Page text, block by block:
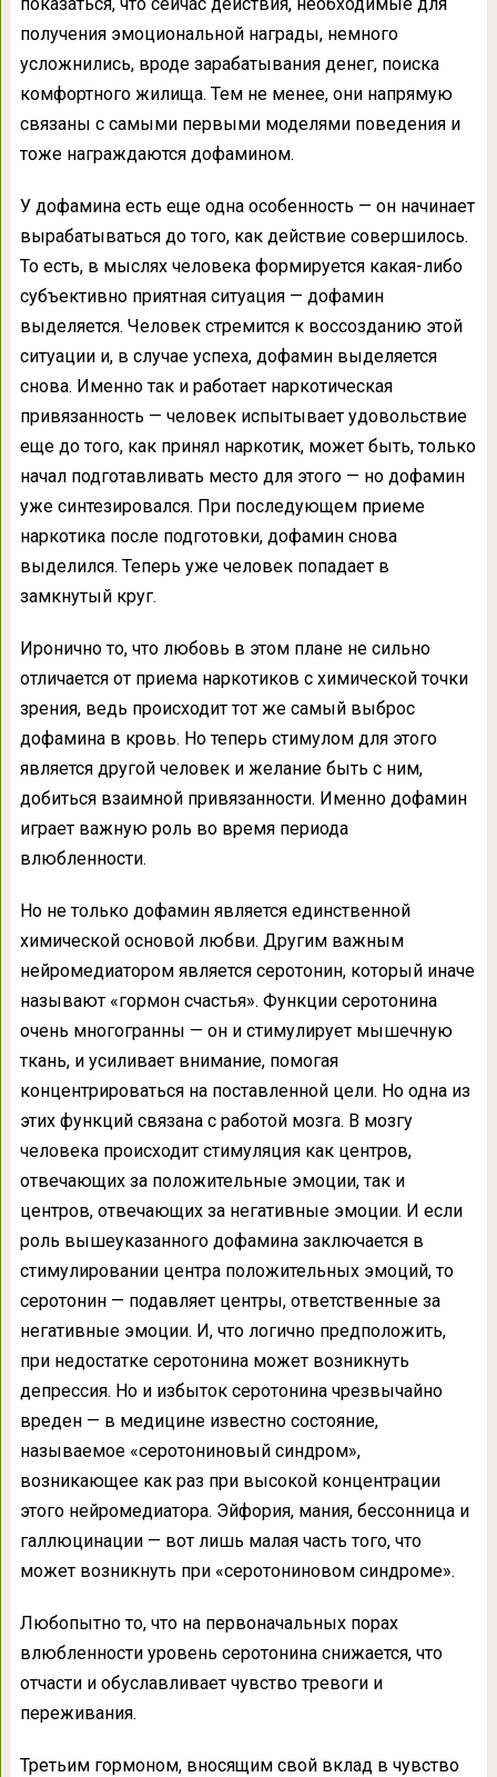
получения эмоциональной награды, немного
усложнились, вроде зарабатывания денег, поиска
комфортного жилища. Тем не менее, они напрямую
связаны с самыми первыми моделями поведения и
тоже награждаются дофамином.
У дофамина есть еще одна особенность — он начинает
вырабатываться до того, как действие совершилось.
То есть, в мыслях человека формируется какая-либо
субъективно приятная ситуация — дофамин
выделяется. Человек стремится к воссозданию этой
ситуации и, в случае успеха, дофамин выделяется
снова. Именно так и работает наркотическая
привязанность — человек испытывает удовольствие
еще до того, как принял наркотик, может быть, только
начал подготавливать место для этого — но дофамин
уже синтезировался. При последующем приеме
наркотика после подготовки, дофамин снова
выделился. Теперь уже человек попадает в
замкнутый круг.
Иронично то, что любовь в этом плане не сильно
отличается от приема наркотиков с химической точки
зрения, ведь происходит тот же самый выброс
дофамина в кровь. Но теперь стимулом для этого
является другой человек и желание быть с ним,
добиться взаимной привязанности. Именно дофамин
играет важную роль во время периода
влюбленности.
Но не только дофамин является единственной
химической основой любви. Другим важным
нейромедиатором является серотонин, который иначе
называют «гормон счастья». Функции серотонина
очень многогранны — он и стимулирует мышечную
ткань, и усиливает внимание, помогая
концентрироваться на поставленной цели. Но одна из
этих функций связана с работой мозга. В мозгу
человека происходит стимуляция как центров,
отвечающих за положительные эмоции, так и
центров, отвечающих за негативные эмоции. И если
роль вышеуказанного дофамина заключается в
стимулировании центра положительных эмоций, то
серотонин — подавляет центры, ответственные за
негативные эмоции. И, что логично предположить,
при недостатке серотонина может возникнуть
депрессия. Но и избыток серотонина чрезвычайно
вреден — в медицине известно состояние,
называемое «серотониновый синдром»,
возникающее как раз при высокой концентрации
этого нейромедиатора. Эйфория, мания, бессонница и
галлюцинации — вот лишь малая часть того, что
может возникнуть при «серотониновом синдроме».
Любопытно то, что на первоначальных порах
влюбленности уровень серотонина снижается, что
отчасти и обуславливает чувство тревоги и
переживания.
Третьим гормоном, вносящим свой вклад в чувство